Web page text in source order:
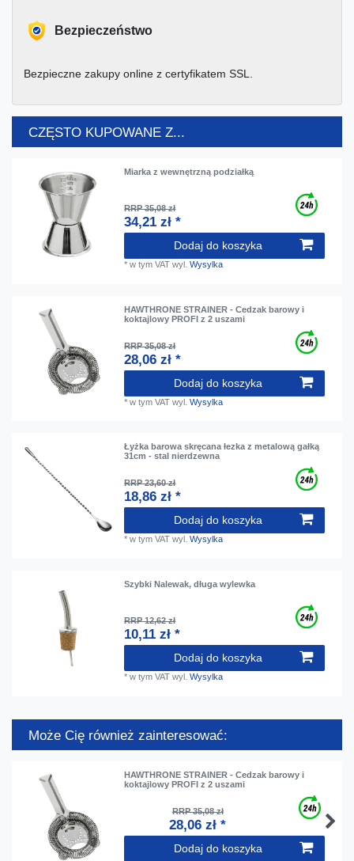
Bezpieczeństwo
Bezpieczne zakupy online z certyfikatem SSL.
CZĘSTO KUPOWANE Z...
Miarka z wewnętrzną podziałką
RRP 35,08 zł
34,21 zł *
Dodaj do koszyka
*w tym VAT wyl.Wysylka
HAWTHRONE STRAINER - Cedzak barowy i
koktajlowy PROFI z 2 uszami
RRP 35,08 zł
28,06 zł *
Dodaj do koszyka
*w tym VAT wyl.Wysylka
Łyżka barowa skręcana łezka z metalową gałką
31cm - stal nierdzewna
RRP 23,60 zł
18,86 zł *
Dodaj do koszyka
*w tym VAT wyl.Wysylka
Szybki Nalewak, długa wylewka
RRP 12,62 zł
10,11 zł *
Dodaj do koszyka
*w tym VAT wyl.Wysylka
Może Cię również zainteresować:
HAWTHRONE STRAINER - Cedzak barowy i
koktajlowy PROFI z 2 uszami
RRP 35,08 zł
28,06 zł *
Dodaj do koszyka